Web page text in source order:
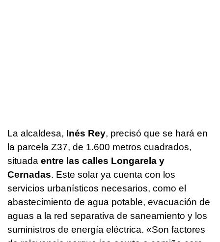
La alcaldesa, Inés Rey, precisó que se hará en
la parcela Z37, de 1.600 metros cuadrados,
situada entre las calles Longarela y
Cernadas. Este solar ya cuenta con los
servicios urbanísticos necesarios, como el
abastecimiento de agua potable, evacuación de
aguas a la red separativa de saneamiento y los
suministros de energía eléctrica. «Son factores